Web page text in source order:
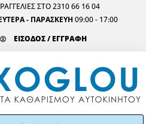
ΣΤΟ 2310 66 16 04
- ΠΑΡΑΣΚΕΥΗ 09:00 - 17:00
ΕΙΣΟΔΟΣ / ΕΓΓΡΑΦΗ